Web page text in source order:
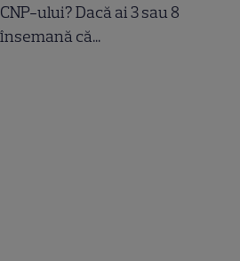
CNP-ului? Dacă ai 3 sau 8
însemană că...